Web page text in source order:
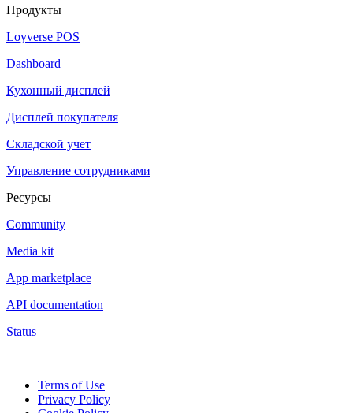
Продукты
Loyverse POS
Dashboard
Кухонный дисплей
Дисплей покупателя
Складской учет
Управление сотрудниками
Ресурсы
Community
Media kit
App marketplace
API documentation
Status
Terms of Use
Privacy Policy